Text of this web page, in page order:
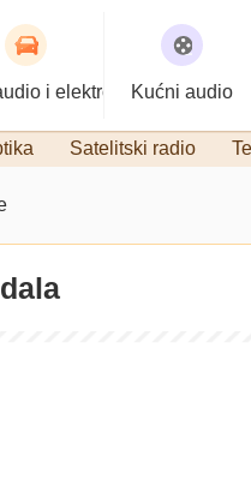
i elektronikaKućni audio
Satelitski radio